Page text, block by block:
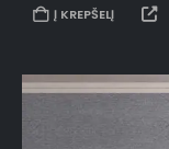
Į KREPŠELĮ